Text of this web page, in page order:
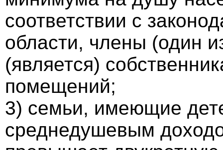
соответствии с
области, члены (один
(является)
помещений;
3) семьи, имеющие
среднедушевым